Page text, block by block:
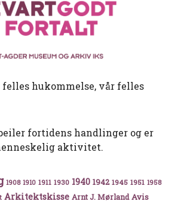
hukommelse, vår felles
fortidens handlinger og er
aktivitet.
1908 1910 1911 1930 1940 1942 1945 1951 1958
Arkitektskisse Arnt J. Mørland Avis